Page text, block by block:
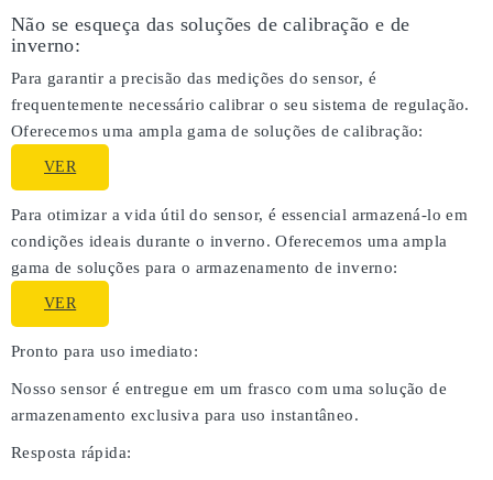
Não se esqueça das soluções de calibração e de
inverno:
Para garantir a precisão das medições do sensor, é
frequentemente necessário calibrar o seu sistema de regulação.
Oferecemos uma ampla gama de soluções de calibração:
VER
Para otimizar a vida útil do sensor, é essencial armazená-lo em
condições ideais durante o inverno. Oferecemos uma ampla
gama de soluções para o armazenamento de inverno:
VER
Pronto para uso imediato:
Nosso sensor é entregue em um frasco com uma solução de
armazenamento exclusiva para uso instantâneo.
Resposta rápida: